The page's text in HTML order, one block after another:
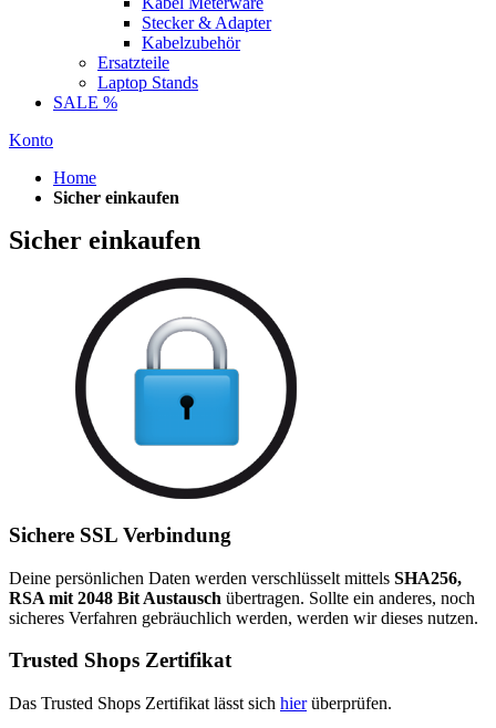
Stecker & Adapter
Kabelzubehör
Ersatzteile
Laptop Stands
SALE %
Konto
Home
Sicher einkaufen
Sicher einkaufen
Sichere SSL Verbindung
Deine persönlichen Daten werden verschlüsselt mittels SHA256,
RSA mit 2048 Bit Austausch übertragen. Sollte ein anderes, noch
sicheres Verfahren gebräuchlich werden, werden wir dieses nutzen.
Trusted Shops Zertifikat
Das Trusted Shops Zertifikat lässt sich hierüberprüfen.